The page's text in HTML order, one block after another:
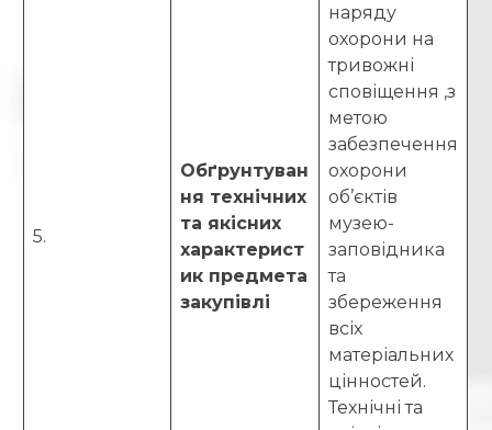
5.
Обґрунтуван
ня технічних
та якісних
характерист
ик предмета
закупівлі
наряду
охорони на
тривожні
сповіщення ,з
метою
забезпечення
охорони
об’єктів
музею-
заповідника
та
збереження
всіх
матеріальних
цінностей.
Технічні та